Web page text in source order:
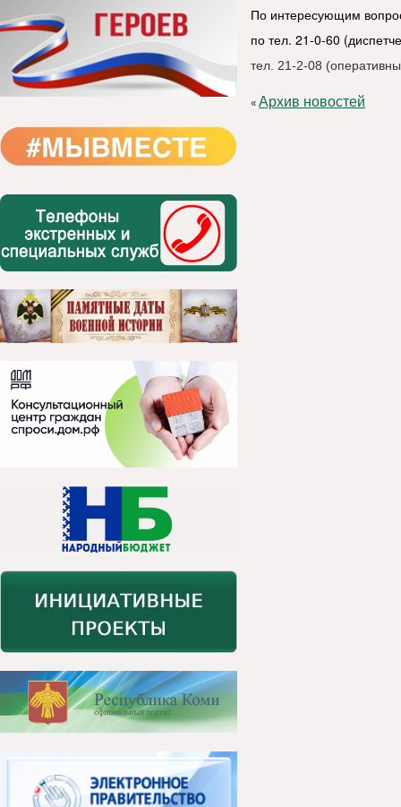
По интересующим
по тел. 21-0-60
тел. 21-2-08
«Архив новостей